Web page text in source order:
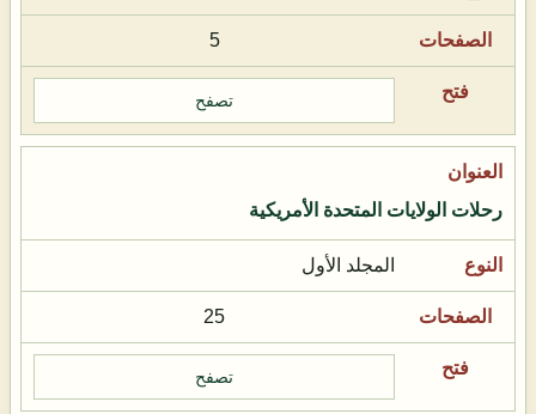
5
تصفح
رحلات الولايات المتحدة الأمريكية
المجلد الأول
25
تصفح